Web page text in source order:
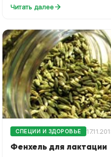
Читать далее
СПЕЦИИ И ЗДОРОВЬЕ
Фенхель для лактации